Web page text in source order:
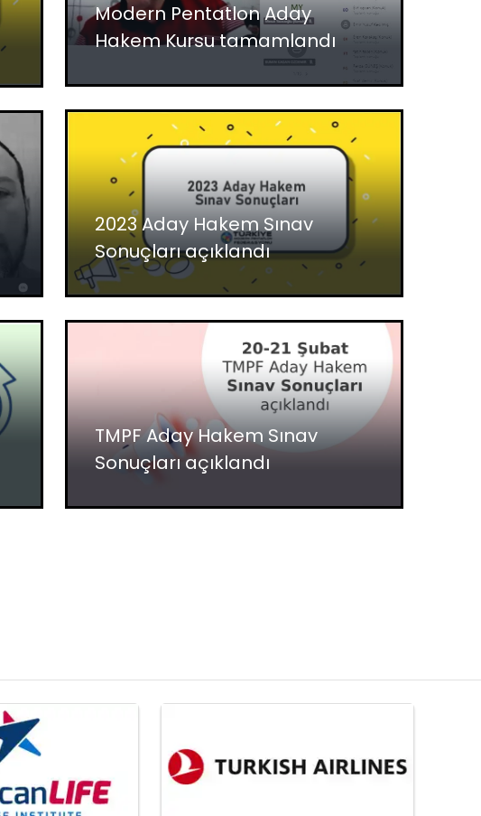
Modern Pentatlon Aday
Hakem Kursu tamamlandı
2023 Aday Hakem Sınav
Sonuçları açıklandı
TMPF Aday Hakem Sınav
Sonuçları açıklandı